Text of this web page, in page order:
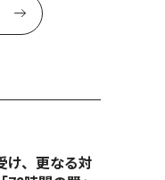
け、更なる対